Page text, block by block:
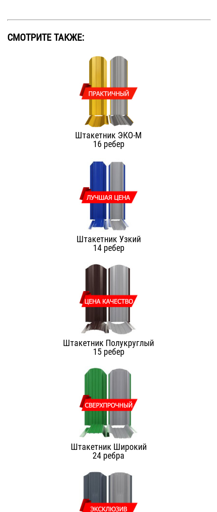
СМОТРИТЕ ТАКЖЕ:
Штакетник ЭКО-М
16 ребер
Штакетник Узкий
14 ребер
Штакетник Полукруглый
15 ребер
Штакетник Широкий
24 ребра